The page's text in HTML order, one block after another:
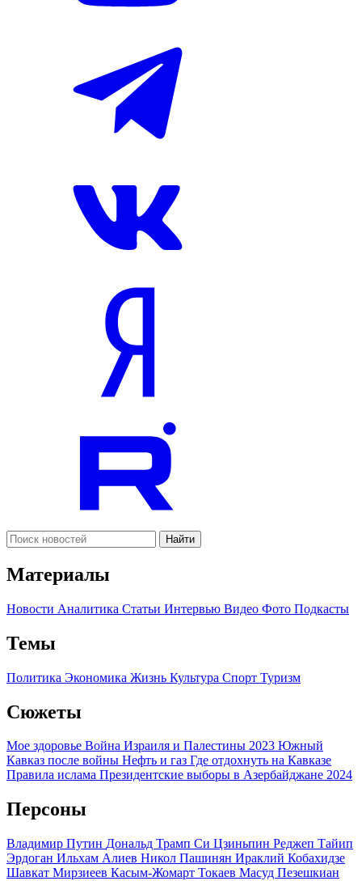
Найти
Материалы
Новости Аналитика Статьи Интервью Видео Фото Подкасты
Темы
Политика Экономика Жизнь Культура Спорт Туризм
Сюжеты
Мое здоровье Война Израиля и Палестины 2023 Южный
Кавказ после войны Нефть и газ Где отдохнуть на Кавказе
Правила ислама Президентские выборы в Азербайджане 2024
Персоны
Владимир Путин Дональд Трамп Си Цзиньпин Реджеп Тайип
Эрдоган Ильхам Алиев Никол Пашинян Ираклий Кобахидзе
Шавкат Мирзиеев Касым-Жомарт Токаев Масуд Пезешкиан